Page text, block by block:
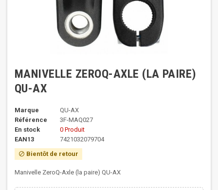
MANIVELLE ZEROQ-AXLE (LA PAIRE)
QU-AX
Marque
QU-AX
Référence
3F-MAQ027
En stock
0 Produit
EAN13
7421032079704
block Bientôt de retour
Manivelle ZeroQ-Axle (la paire) QU-AX